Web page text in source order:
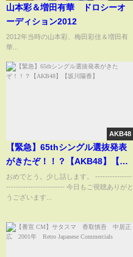
山本彩＆増田有華 ドロシーオ
ーディション2012
2012年当時の山本彩、梅田彩佳＆増田有
華...
AKB48
【緊急】65thシングル選抜発表
がきたぞ！！？【AKB48】【坂
川陽香】
おめでとう。少し話します。 ---------------
------------------------ 今日もご視聴ありがと
うございます...